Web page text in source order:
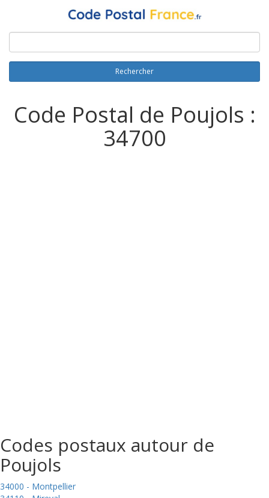
Rechercher
Code Postal de Poujols :
34700
Codes postaux autour de
Poujols
34000 - Montpellier